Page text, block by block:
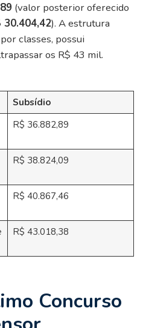
(valor posterior oferecido
30.404,42). A estrutura
classes, possui
os R$ 43 mil.
Subsídio
R$ 36.882,89
R$ 38.824,09
R$ 40.867,46
R$ 43.018,38
Concurso